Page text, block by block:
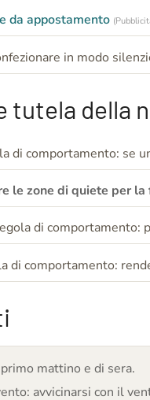
da appostamento
in modo
tutela della
di comportamento: se
le zone di quiete per la
di comportamento:
di comportamento:
mattino e di sera.
avvicinarsi con il